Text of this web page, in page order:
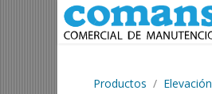
Ir al contenido
Productos Elevación